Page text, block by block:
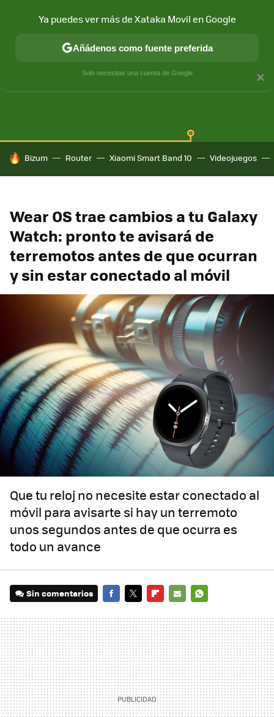
HOY SE HABLA DE
Bizum Router Xiaomi Smart Band 10 Videojuegos
Wear OS trae cambios a tu Galaxy
Watch: pronto te avisará de
terremotos antes de que ocurran
y sin estar conectado al móvil
Que tu reloj no necesite estar conectado al
móvil para avisarte si hay un terremoto
unos segundos antes de que ocurra es
todo un avance
Sin comentarios
MAIL
×
Ya puedes ver más de Xataka Movil en Google
Añádenos como fuente preferida
Solo necesitas una cuenta de Google